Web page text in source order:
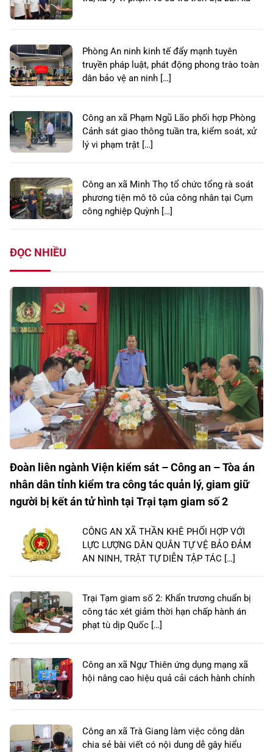
Phòng An ninh kinh tế đẩy mạnh tuyên
truyền pháp luật, phát động phong trào toàn
dân bảo vệ an ninh […]
Công an xã Phạm Ngũ Lão phối hợp Phòng
Cảnh sát giao thông tuần tra, kiểm soát, xử
lý vi phạm trật […]
Công an xã Minh Thọ tổ chức tổng rà soát
phương tiện mô tô của công nhân tại Cụm
công nghiệp Quỳnh […]
ĐỌC NHIỀU
Đoàn liên ngành Viện kiểm sát – Công an – Tòa án
nhân dân tỉnh kiểm tra công tác quản lý, giam giữ
người bị kết án tử hình tại Trại tạm giam số 2
CÔNG AN XÃ THẦN KHÊ PHỐI HỢP VỚI
LỰC LƯỢNG DÂN QUÂN TỰ VỆ BẢO ĐẢM
AN NINH, TRẬT TỰ DIỄN TẬP TÁC […]
Trại Tạm giam số 2: Khẩn trương chuẩn bị
công tác xét giảm thời hạn chấp hành án
phạt tù dịp Quốc […]
Công an xã Ngự Thiên ứng dụng mạng xã
hội nâng cao hiệu quả cải cách hành chính
Công an xã Trà Giang làm việc công dân
chia sẻ bài viết có nội dung dễ gây hiểu